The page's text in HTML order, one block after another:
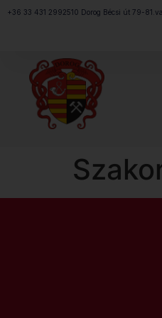
+36 33 431 2992510 Dorog Bécsi út 79-81.